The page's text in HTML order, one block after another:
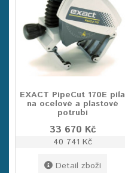
EXACT PipeCut 170E pila
na ocelové a plastové
potrubí
33 670 Kč
40 741 Kč
Detail zboží